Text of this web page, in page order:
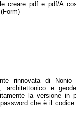
creare pdf e pdf/A
rinnovata di
architettonico e
la versione in
che è il